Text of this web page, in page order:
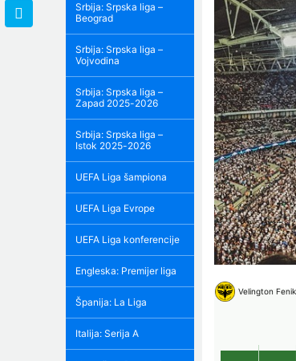
Velington
Srbija: Srpska liga –
Beograd
Srbija: Srpska liga –
Vojvodina
Srbija: Srpska liga –
Zapad 2025-2026
Srbija: Srpska liga –
Istok 2025-2026
UEFA Liga šampiona
UEFA Liga Evrope
UEFA Liga konferencije
Engleska: Premijer liga
Španija: La Liga
Italija: Serija A